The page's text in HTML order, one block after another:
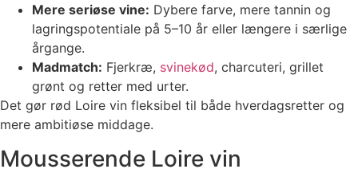
Mere seriøse vine: Dybere farve, mere tannin og
lagringspotentiale på 5–10 år eller længere i særlige
årgange.
Madmatch: Fjerkræ, svinekød, charcuteri, grillet
grønt og retter med urter.
Det gør rød Loire vin fleksibel til både hverdagsretter og
mere ambitiøse middage.
Mousserende Loire vin